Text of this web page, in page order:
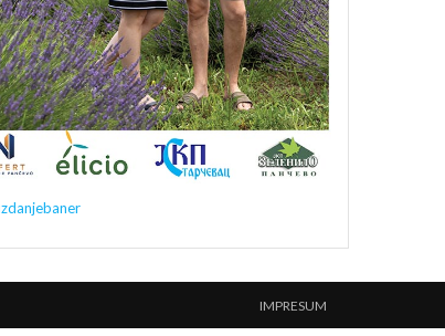
IMPRESUM